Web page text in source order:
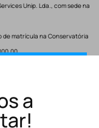
Unip. Lda., com sede na
de matrícula na Conservatória
Arbitragem de Conflitos de
a